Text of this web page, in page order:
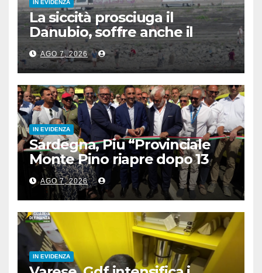
IN EVIDENZA
La siccità prosciuga il
Danubio, soffre anche il
turismo
AGO 7, 2026
IN EVIDENZA
Sardegna, Piu “Provinciale
Monte Pino riapre dopo 13
anni, opera fondamentale”
AGO 7, 2026
IN EVIDENZA